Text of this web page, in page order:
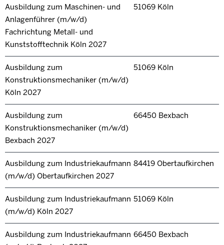
Ausbildung zum Maschinen- und
Anlagenführer (m/w/d)
Fachrichtung Metall- und
Kunststofftechnik Köln 2027
51069 Köln
Ausbildung zum
Konstruktionsmechaniker (m/w/d)
Köln 2027
51069 Köln
Ausbildung zum
Konstruktionsmechaniker (m/w/d)
Bexbach 2027
66450 Bexbach
Ausbildung zum Industriekaufmann
(m/w/d) Obertaufkirchen 2027
84419 Obertaufkirchen
Ausbildung zum Industriekaufmann
(m/w/d) Köln 2027
51069 Köln
Ausbildung zum Industriekaufmann 66450 Bexbach